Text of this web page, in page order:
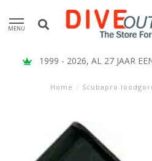
MENU
1999 - 2026, AL 27 JAAR
Home / Scubapro